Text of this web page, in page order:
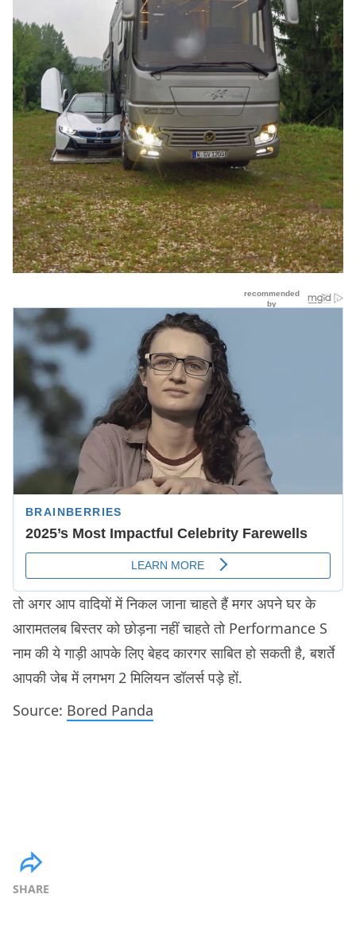
तो अगर आप वादियों में निकल जाना चाहते हैं मगर अपने घर के
आरामतलब बिस्तर को छोड़ना नहीं चाहते तो Performance S
नाम की ये गाड़ी आपके लिए बेहद कारगर साबित हो सकती है, बशर्ते
आपकी जेब में लगभग 2 मिलियन डॉलर्स पड़े हों.
Source: Bored Panda
SHARE